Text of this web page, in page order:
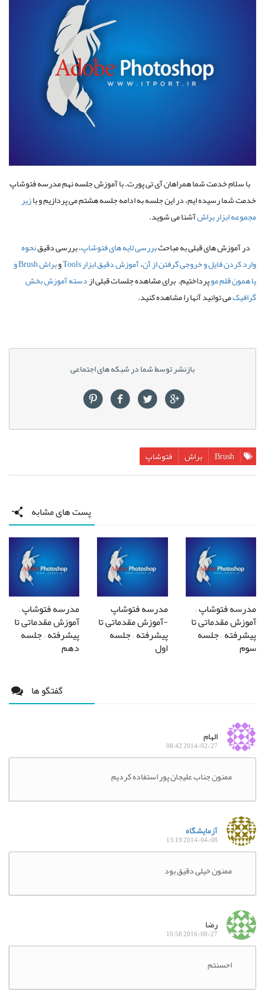
با سلام خدمت شما همراهان آی­ تی پورت. با آموزش جلسه نهم مدرسه فتوشاپ
خدمت شما رسیده ایم، در این جلسه به ادامه جلسه هشتم می پردازیم و بازیر
مجموعه ابزار براشآشنا می شوید.
در آموزش های قبلی به مباحثبررسی لایه های فتوشاپ، بررسی دقیقنحوه
وارد کردن فایل و خروجی گرفتن از آن،آموزش دقیق ابزار Tools و
براش Brush و
یا همون قلم موپرداختیم. برای مشاهده جلسات قبلی ازدسته آموزش بخش
گرافیکمی توانید آنها را مشاهده کنید.
بازنشر توسط شما در شبکه های اجتماعی
Brush براش فتوشاپ
پست های مشابه
مدرسه فتوشاپ –
آموزش مقدماتی تا
پیشرفته – جلسه
سوم
مدرسه فتوشاپ
-آموزش مقدماتی تا
پیشرفته – جلسه
اول
مدرسه فتوشاپ –
آموزش مقدماتی تا
پیشرفته – جلسه
دهم
گفتگو ها
الهام
2014/02/27 08:42
ممنون جناب علیجان پور استفاده کردیم
آزمایشگاه
2014/04/08 13:19
ممنون خیلی دقیق بود
رضا
2016/08/27 10:58
احسنتم